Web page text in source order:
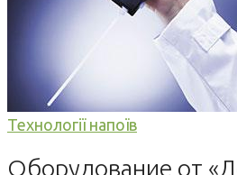
Технології напоїв
Оборудование от